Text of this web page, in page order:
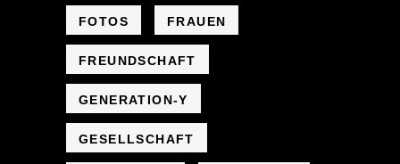
FOTOS FRAUEN
FREUNDSCHAFT
GENERATION-Y
GESELLSCHAFT